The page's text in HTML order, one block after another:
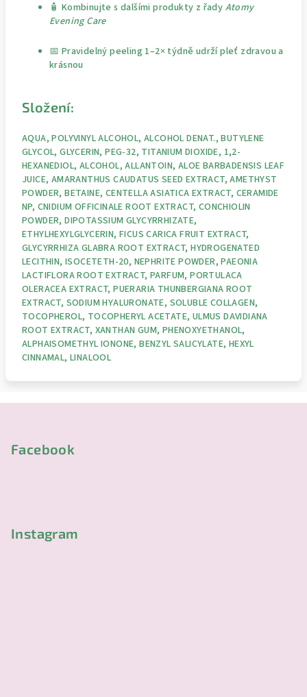
🧴 Kombinujte s dalšími produkty z řady Atomy
Evening Care
📅 Pravidelný peeling 1–2× týdně udrží pleť zdravou a
krásnou
Složení:
AQUA, POLYVINYL ALCOHOL, ALCOHOL DENAT., BUTYLENE
GLYCOL, GLYCERIN, PEG-32, TITANIUM DIOXIDE, 1,2-
HEXANEDIOL, ALCOHOL, ALLANTOIN, ALOE BARBADENSIS LEAF
JUICE, AMARANTHUS CAUDATUS SEED EXTRACT, AMETHYST
POWDER, BETAINE, CENTELLA ASIATICA EXTRACT, CERAMIDE
NP, CNIDIUM OFFICINALE ROOT EXTRACT, CONCHIOLIN
POWDER, DIPOTASSIUM GLYCYRRHIZATE,
ETHYLHEXYLGLYCERIN, FICUS CARICA FRUIT EXTRACT,
GLYCYRRHIZA GLABRA ROOT EXTRACT, HYDROGENATED
LECITHIN, ISOCETETH-20, NEPHRITE POWDER, PAEONIA
LACTIFLORA ROOT EXTRACT, PARFUM, PORTULACA
OLERACEA EXTRACT, PUERARIA THUNBERGIANA ROOT
EXTRACT, SODIUM HYALURONATE, SOLUBLE COLLAGEN,
TOCOPHEROL, TOCOPHERYL ACETATE, ULMUS DAVIDIANA
ROOT EXTRACT, XANTHAN GUM, PHENOXYETHANOL,
ALPHAISOMETHYL IONONE, BENZYL SALICYLATE, HEXYL
CINNAMAL, LINALOOL
Facebook
Instagram